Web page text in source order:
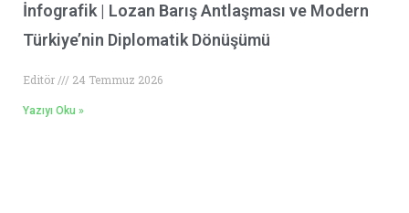
İnfografik | Lozan Barış Antlaşması ve Modern
Türkiye’nin Diplomatik Dönüşümü
Editör 24 Temmuz 2026
Yazıyı Oku »